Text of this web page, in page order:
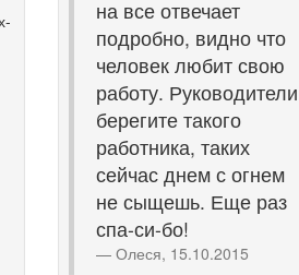
на все отвечает
подробно, видно что
человек любит свою
работу. Руководители
берегите такого
работника, таких
сейчас днем с огнем
не сыщешь. Еще раз
спа-си-бо!
Олеся, 15.10.2015